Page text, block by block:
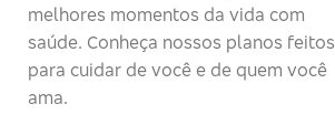
melhores momentos da vida com
saúde. Conheça nossos planos feitos
para cuidar de você e de quem você
ama.